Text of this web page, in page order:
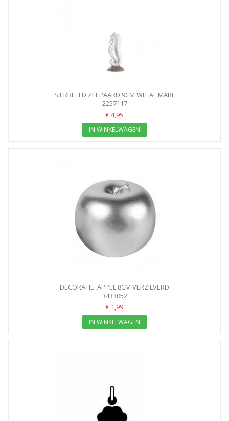
SIERBEELD ZEEPAARD 9CM WIT AL MARE
2257117
€ 4,95
IN WINKELWAGEN
DECORATIE: APPEL 8CM VERZILVERD
3433052
€ 1,99
IN WINKELWAGEN